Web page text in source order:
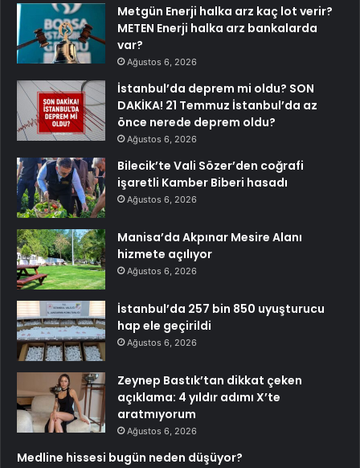
Metgün Enerji halka arz kaç lot verir?
METEN Enerji halka arz bankalarda
var?
Ağustos 6, 2026
İstanbul’da deprem mi oldu? SON
DAKİKA! 21 Temmuz İstanbul’da az
önce nerede deprem oldu?
Ağustos 6, 2026
Bilecik’te Vali Sözer’den coğrafi
işaretli Kamber Biberi hasadı
Ağustos 6, 2026
Manisa’da Akpınar Mesire Alanı
hizmete açılıyor
Ağustos 6, 2026
İstanbul’da 257 bin 850 uyuşturucu
hap ele geçirildi
Ağustos 6, 2026
Zeynep Bastık’tan dikkat çeken
açıklama: 4 yıldır adımı X’te
aratmıyorum
Ağustos 6, 2026
Medline hissesi bugün neden düşüyor?